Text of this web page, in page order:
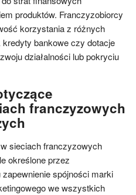
produktów. Franczyzobiorcy
korzystania z różnych
bankowe czy dotacje
działalności lub pokryciu
franczyzowych
sieciach franczyzowych
określone przez
spójności marki
we wszystkich